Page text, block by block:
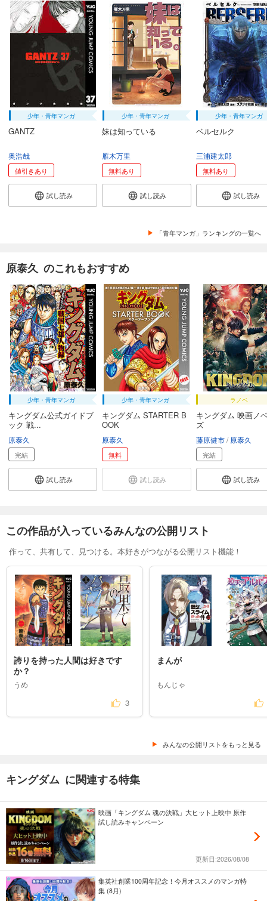
試し読み
あらすじを表示する
キングダム 78
731
円 (税込)
カート
試し読み
あらすじを表示する
キングダム 79
試し読み
購入予約
あらすじを表示する
少年・青年マンガ
GANTZ
奥浩哉
値引きあり
試し読み
少年・青年マンガ
妹は知っている
雁木万里
無料あり
試し読み
少年・青年マンガ
ベルセルク
三浦建太郎
無料あり
試し読み
「青年マンガ」ランキングの一覧へ
原泰久 のこれもおすすめ
少年・青年マンガ
キングダム公式ガイドブ
ック 戦...
原泰久
完結
試し読み
少年・青年マンガ
キングダム STARTER B
OOK
原泰久
無料
試し読み
ラノベ
キングダム 映画ノ
ズ
藤原健市 原泰久
完結
試し読み
この作品が入っているみんなの公開リスト
作って、共有して、見つける。本好きがつながる公開リスト機能！
誇りを持った人間は好きです
か？
うめ
3
まんが
もんじゃ
みんなの公開リストをもっと見る
キングダム に関連する特集
映画「キングダム 魂の決戦」大ヒット上映中 原作
試し読みキャンペーン
更新日:2026/08/08
集英社創業100周年記念！今月オススメのマンガ特
集 (8月)